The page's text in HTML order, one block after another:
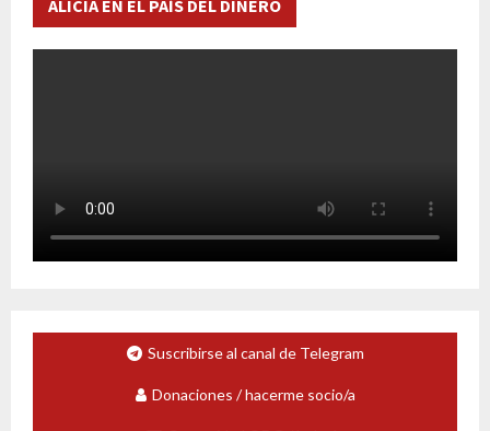
ALICIA EN EL PAÍS DEL DINERO
Suscribirse al canal de Telegram
Donaciones / hacerme socio/a